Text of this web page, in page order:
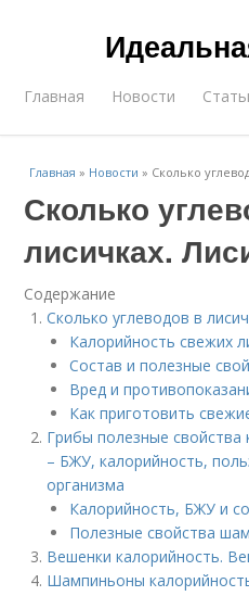
Главная Новости
Главная » Новости » Сколько
Сколько
лисичках.
Содержание
Сколько углеводов в
Калорийность свежих
Состав и полезные
Вред и
Как приготовить
Грибы полезные
– БЖУ, калорийность,
организма
Калорийность, БЖУ и
Полезные свойства
Вешенки калорийность.
Шампиньоны